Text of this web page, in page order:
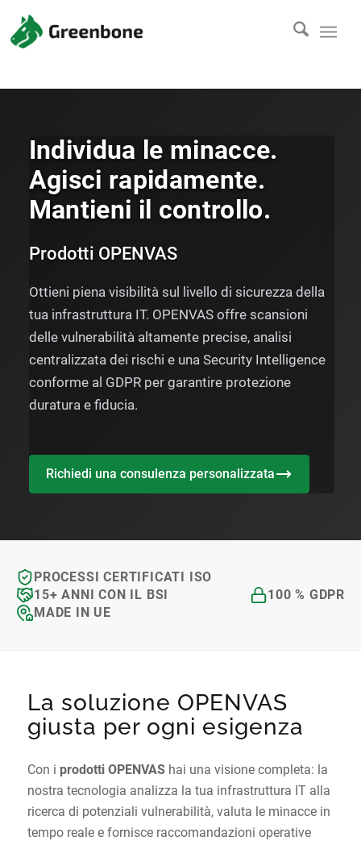
Individua le minacce.
Agisci rapidamente.
Mantieni il controllo.
Prodotti OPENVAS
Ottieni piena visibilità sul livello di sicurezza della
tua infrastruttura IT. OPENVAS offre scansioni
delle vulnerabilità altamente precise, analisi
centralizzata dei rischi e una Security Intelligence
conforme al GDPR per garantire protezione
duratura e fiducia.
Richiedi una consulenza personalizzata
PROCESSI CERTIFICATI ISO
15+ ANNI CON IL BSI
100 % GDPR
MADE IN UE
La soluzione OPENVAS
giusta per ogni esigenza
Con i prodotti OPENVAShai una visione completa: la
nostra tecnologia analizza la tua infrastruttura IT alla
ricerca di potenziali vulnerabilità, valuta le minacce in
tempo reale e fornisce raccomandazioni operative